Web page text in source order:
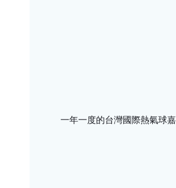
一年一度的台灣國際熱氣球